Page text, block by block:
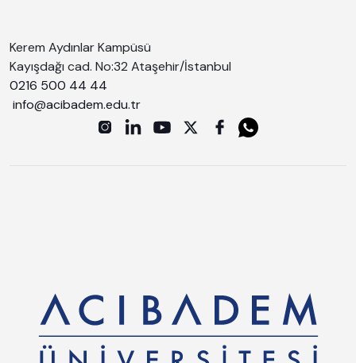
Kerem Aydınlar Kampüsü
Kayışdağı cad. No:32 Ataşehir/İstanbul
0216 500 44 44
info@acibadem.edu.tr